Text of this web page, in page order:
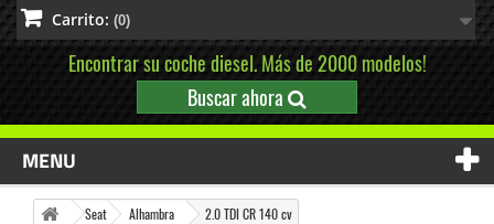
Carrito: (0)
Encontrar su coche diesel. Más de 2000 modelos!
Buscar ahora
MENU
Seat Alhambra 2.0 TDI CR 140 cv